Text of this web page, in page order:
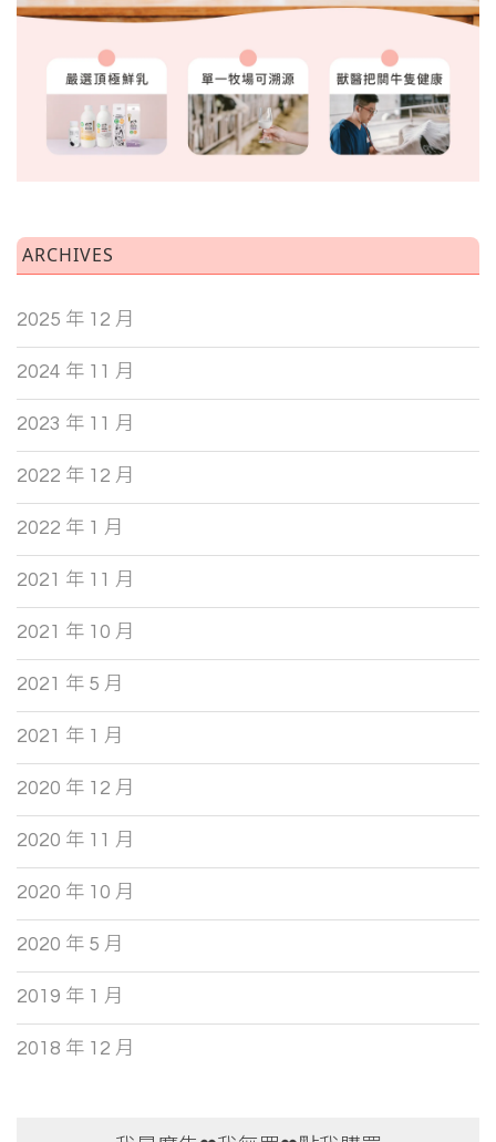
ARCHIVES
2025 年 12 月
2024 年 11 月
2023 年 11 月
2022 年 12 月
2022 年 1 月
2021 年 11 月
2021 年 10 月
2021 年 5 月
2021 年 1 月
2020 年 12 月
2020 年 11 月
2020 年 10 月
2020 年 5 月
2019 年 1 月
2018 年 12 月